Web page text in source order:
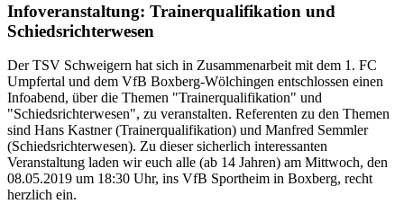
Infoveranstaltung: Trainerqualifikation und
Schiedsrichterwesen
Der TSV Schweigern hat sich in Zusammenarbeit mit dem 1. FC
Umpfertal und dem VfB Boxberg-Wölchingen entschlossen einen
Infoabend, über die Themen "Trainerqualifikation" und
"Schiedsrichterwesen", zu veranstalten. Referenten zu den Themen
sind Hans Kastner (Trainerqualifikation) und Manfred Semmler
(Schiedsrichterwesen). Zu dieser sicherlich interessanten
Veranstaltung laden wir euch alle (ab 14 Jahren) am Mittwoch, den
08.05.2019 um 18:30 Uhr, ins VfB Sportheim in Boxberg, recht
herzlich ein.